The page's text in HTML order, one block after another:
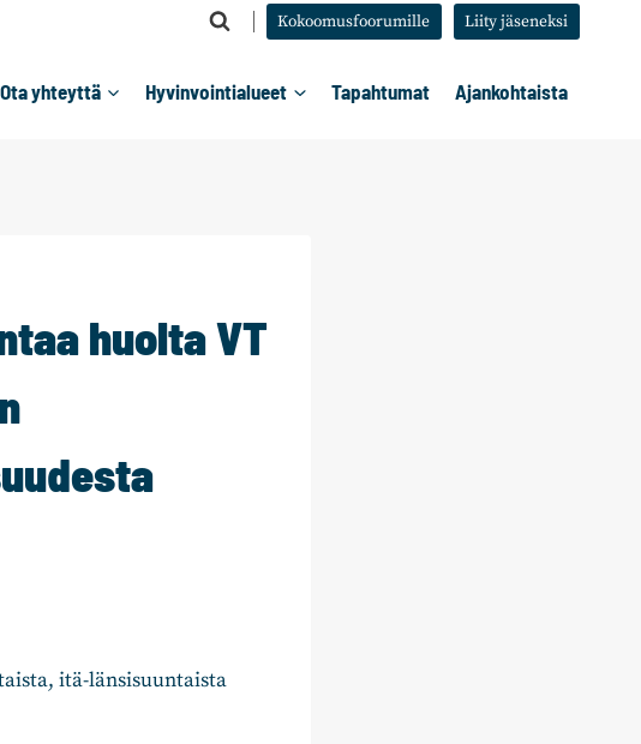
Kokoomusfoorumille Liity jäseneksi
Ota yhteyttä Hyvinvointialueet Tapahtumat Ajankohtaista
huolta VT
itä-länsisuuntaista